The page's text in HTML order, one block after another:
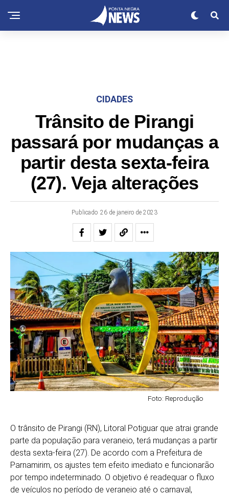
CIDADES
Trânsito de Pirangi
passará por mudanças a
partir desta sexta-feira
(27). Veja alterações
Publicado 26 de janeiro de 2023
Foto: Reprodução
O trânsito de Pirangi (RN), Litoral Potiguar que atrai grande
parte da população para veraneio, terá mudanças a partir
desta sexta-feira (27). De acordo com a Prefeitura de
Parnamirim, os ajustes tem efeito imediato e funcionarão
por tempo indeterminado. O objetivo é readequar o fluxo
de veículos no período de veraneio até o carnaval,